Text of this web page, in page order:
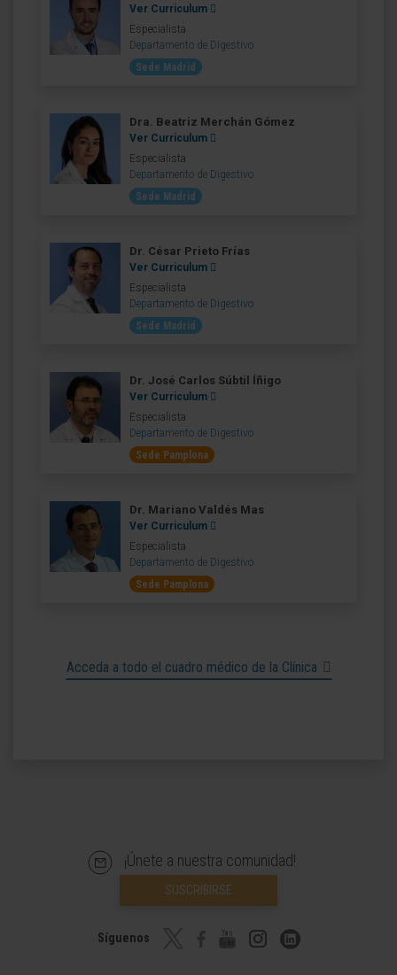
Ver Curriculum
Especialista
Departamento de Digestivo
Sede Madrid
Dra. Beatriz Merchán Gómez
Ver Curriculum
Especialista
Departamento de Digestivo
Sede Madrid
Dr. César Prieto Frías
Ver Curriculum
Especialista
Departamento de Digestivo
Sede Madrid
Dr. José Carlos Súbtil Íñigo
Ver Curriculum
Especialista
Departamento de Digestivo
Sede Pamplona
Dr. Mariano Valdés Mas
Ver Curriculum
Especialista
Departamento de Digestivo
Sede Pamplona
Acceda a todo el cuadro médico de la Clínica
¡Únete a nuestra comunidad!
SUSCRIBIRSE
Síguenos